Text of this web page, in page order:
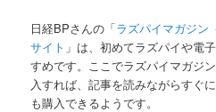
日経BPさんの「ラズパイマガジン
サイト 」は、初めてラズパイや電
すめです。ここでラズパイマガジ
入すれば、記事を読みながらすぐ
も購入できるようです。